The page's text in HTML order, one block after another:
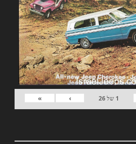
1 של26
›
»